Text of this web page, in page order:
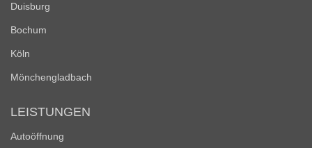
Duisburg
Bochum
Köln
Mönchengladbach
LEISTUNGEN
Autoöffnung